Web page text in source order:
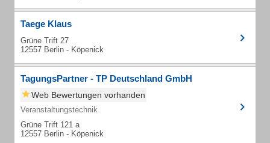
Taege Klaus
Grüne Trift 27
12557 Berlin - Köpenick
TagungsPartner - TP Deutschland GmbH
Web Bewertungen vorhanden
Veranstaltungstechnik
Grüne Trift 121 a
12557 Berlin - Köpenick